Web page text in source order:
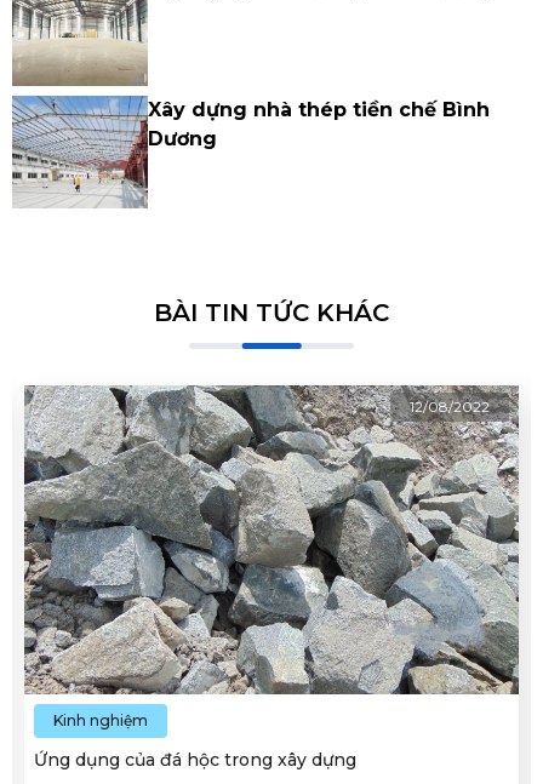
Xây dựng nhà thép tiền chế Bình
Dương
BÀI TIN TỨC KHÁC
12/08/2022
Kinh nghiệm
Ứng dụng của đá hộc trong xây dựng